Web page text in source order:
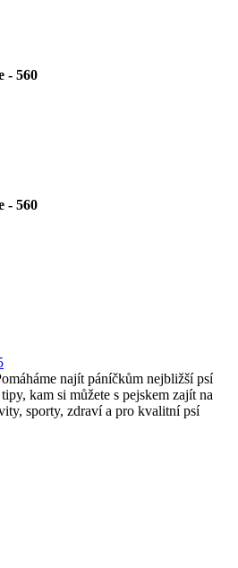
- 560
- 560
najít páníčkům nejbližší psí
kam si můžete s pejskem zajít na
sporty, zdraví a pro kvalitní psí